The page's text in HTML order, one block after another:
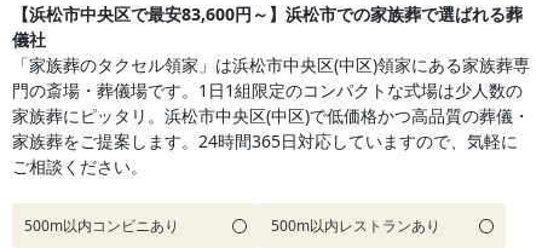
【浜松市中央区で最安83,600円～】浜松市での家族葬で選ばれる葬
儀社
「家族葬のタクセル領家」は浜松市中央区(中区)領家にある家族葬専
門の斎場・葬儀場です。1日1組限定のコンパクトな式場は少人数の
家族葬にピッタリ。浜松市中央区(中区)で低価格かつ高品質の葬儀・
家族葬をご提案します。24時間365日対応していますので、気軽に
ご相談ください。
500m以内コンビニあり 500m以内レストランあり